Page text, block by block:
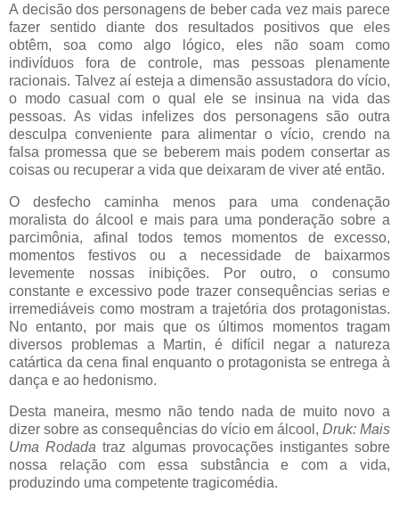
A decisão dos personagens de beber cada vez mais parece
fazer sentido diante dos resultados positivos que eles
obtêm, soa como algo lógico, eles não soam como
indivíduos fora de controle, mas pessoas plenamente
racionais. Talvez aí esteja a dimensão assustadora do vício,
o modo casual com o qual ele se insinua na vida das
pessoas. As vidas infelizes dos personagens são outra
desculpa conveniente para alimentar o vício, crendo na
falsa promessa que se beberem mais podem consertar as
coisas ou recuperar a vida que deixaram de viver até então.
O desfecho caminha menos para uma condenação
moralista do álcool e mais para uma ponderação sobre a
parcimônia, afinal todos temos momentos de excesso,
momentos festivos ou a necessidade de baixarmos
levemente nossas inibições. Por outro, o consumo
constante e excessivo pode trazer consequências serias e
irremediáveis como mostram a trajetória dos protagonistas.
No entanto, por mais que os últimos momentos tragam
diversos problemas a Martin, é difícil negar a natureza
catártica da cena final enquanto o protagonista se entrega à
dança e ao hedonismo.
Desta maneira, mesmo não tendo nada de muito novo a
dizer sobre as consequências do vício em álcool, Druk: Mais
Uma Rodada traz algumas provocações instigantes sobre
nossa relação com essa substância e com a vida,
produzindo uma competente tragicomédia.